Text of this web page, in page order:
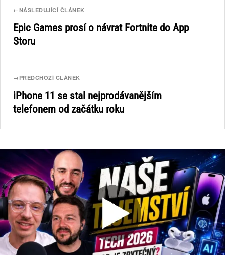
←NÁSLEDUJÍCÍ ČLÁNEK
Epic Games prosí o návrat Fortnite do App
Storu
→ PŘEDCHOZÍ ČLÁNEK
iPhone 11 se stal nejprodávanějším
telefonem od začátku roku